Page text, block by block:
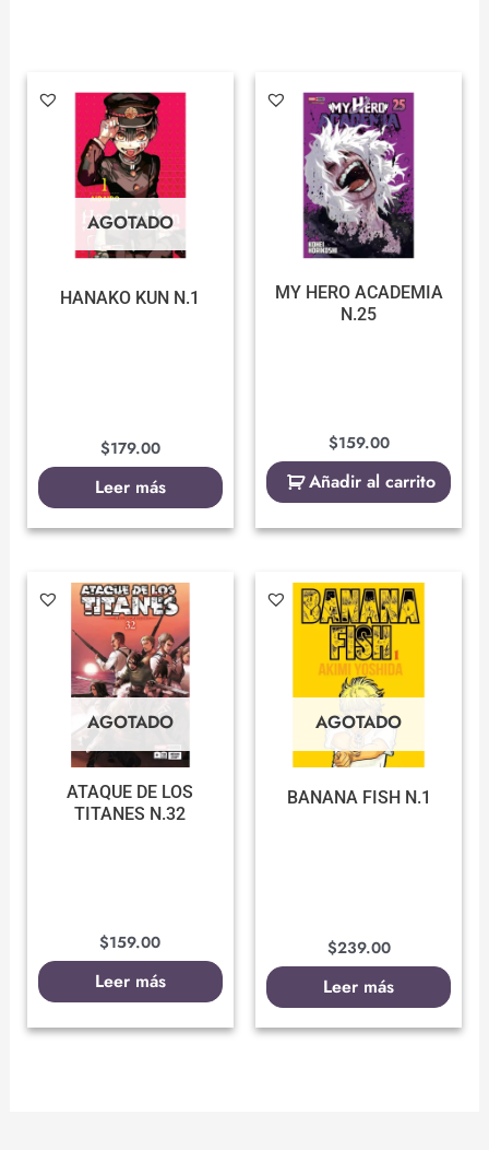
AGOTADO
HANAKO KUN N.1
$179.00
Leer más
MY HERO ACADEMIA
N.25
$159.00
Añadir al carrito
AGOTADO
ATAQUE DE LOS
TITANES N.32
$159.00
Leer más
AGOTADO
BANANA FISH N.1
$239.00
Leer más